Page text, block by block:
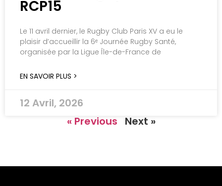
RCP15
Le 11 avril dernier, le Rugby Club Paris XV a eu le
plaisir d’accueillir la 6ᵉ Journée Rugby Santé,
organisée par la Ligue Île-de-France de
EN SAVOIR PLUS >
12 Avril, 2026
« Previous
Next »